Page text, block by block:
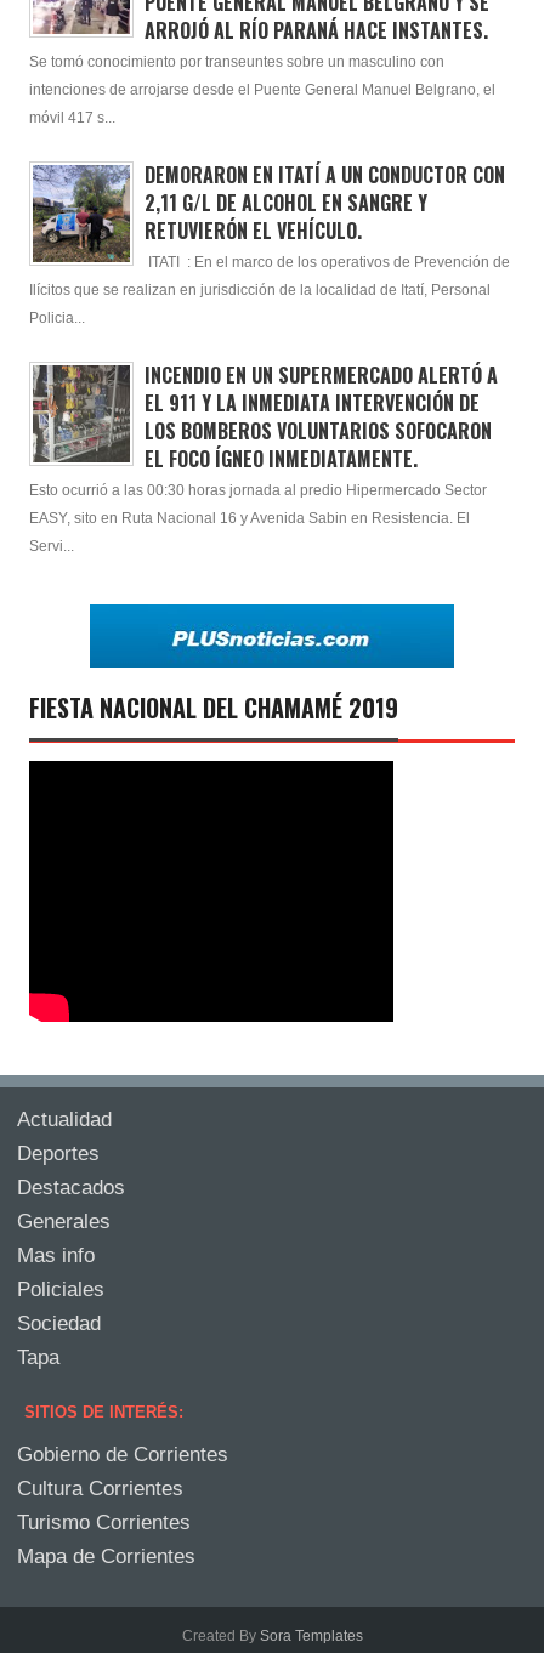
ARROJÓ AL RÍO PARANÁ HACE INSTANTES.
Se tomó conocimiento por transeuntes sobre un masculino con
intenciones de arrojarse desde el Puente General Manuel Belgrano, el
móvil 417 s...
DEMORARON EN ITATÍ A UN CONDUCTOR CON
2,11 G/L DE ALCOHOL EN SANGRE Y
RETUVIERÓN EL VEHÍCULO.
ITATI : En el marco de los operativos de Prevención de
Ilícitos que se realizan en jurisdicción de la localidad de Itatí, Personal
Policia...
INCENDIO EN UN SUPERMERCADO ALERTÓ A
EL 911 Y LA INMEDIATA INTERVENCIÓN DE
LOS BOMBEROS VOLUNTARIOS SOFOCARON
EL FOCO ÍGNEO INMEDIATAMENTE.
Esto ocurrió a las 00:30 horas jornada al predio Hipermercado Sector
EASY, sito en Ruta Nacional 16 y Avenida Sabin en Resistencia. El
Servi...
FIESTA NACIONAL DEL CHAMAMÉ 2019
Actualidad
Deportes
Destacados
Generales
Mas info
Policiales
Sociedad
Tapa
SITIOS DE INTERÉS:
Gobierno de Corrientes
Cultura Corrientes
Turismo Corrientes
Mapa de Corrientes
Created By Sora Templates